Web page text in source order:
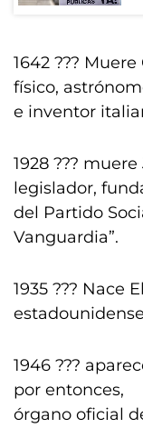
1642 ???
físico,
e inventor
1928 ???
legislador,
del Partido
Vanguardia”.
1935 ??? Nace
1946 ???
por entonces,
órgano oficial